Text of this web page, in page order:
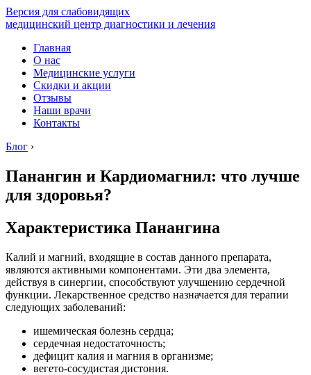
Версия для слабовидящих
медицинский центр диагностики и лечения
Главная
О нас
Медицинские услуги
Скидки и акции
Отзывы
Наши врачи
Контакты
Блог ›
Панангин и Кардиомагнил: что лучше
для здоровья?
Характеристика Панангина
Калий и магний, входящие в состав данного препарата,
являются активными компонентами. Эти два элемента,
действуя в синергии, способствуют улучшению сердечной
функции. Лекарственное средство назначается для терапии
следующих заболеваний:
ишемическая болезнь сердца;
сердечная недостаточность;
дефицит калия и магния в организме;
вегето-сосудистая дистония.